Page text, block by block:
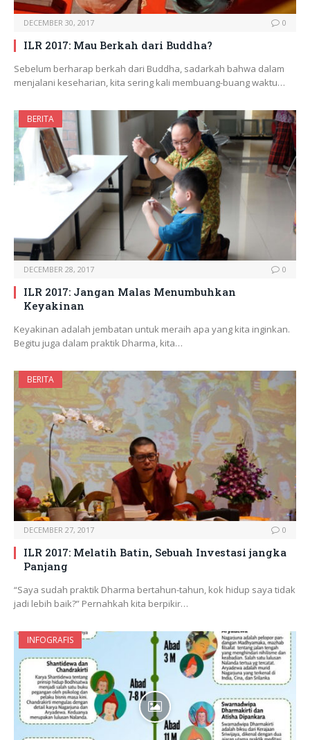
DECEMBER 30, 2017 0
ILR 2017: Mau Berkah dari Buddha?
Sebelum berharap berkah dari Buddha, sadarkah bahwa dalam
menjalani keseharian, kita sering kali membuang-buang waktu…
BERITA
DECEMBER 28, 2017 0
ILR 2017: Jangan Malas Menumbuhkan
Keyakinan
Keyakinan adalah jembatan untuk meraih apa yang kita inginkan.
Begitu juga dalam praktik Dharma, kita…
BERITA
DECEMBER 27, 2017 0
ILR 2017: Melatih Batin, Sebuah Investasi jangka
Panjang
“Saya sudah praktik Dharma bertahun-tahun, kok hidup saya tidak
jadi lebih baik?” Pernahkah kita berpikir…
INFOGRAFIS